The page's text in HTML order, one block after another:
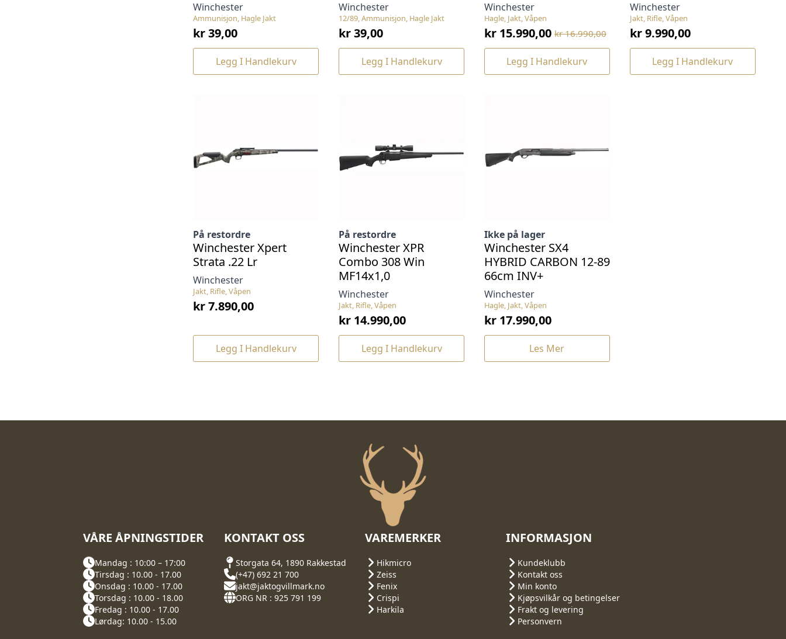
Ammunisjon, Hagle Jakt
Winchester
kr39,00
Legg I Handlekurv
12/89, Ammunisjon, Hagle Jakt
Winchester
kr39,00
Legg I Handlekurv
Hagle, Jakt, Våpen
Winchester
kr16.990,00
Opprinnelig
pris
kr15.990,00
Nåværende
pris
Legg I Handlekurv
Jakt, Rifle, Våpen
Winchester
kr9.990,00
Legg I Handlekurv
Jakt, Rifle, Våpen
Winchester
På restordre
Winchester Xpert
Strata .22 Lr
kr7.890,00
Legg I Handlekurv
Jakt, Rifle, Våpen
Winchester
På restordre
Winchester XPR
Combo 308 Win
MF14x1,0
kr14.990,00
Legg I Handlekurv
Hagle, Jakt, Våpen
Winchester
Ikke på lager
Winchester SX4
HYBRID CARBON 12-89
66cm INV+
kr17.990,00
Les Mer
VÅRE ÅPNINGSTIDER
Mandag : 10:00 – 17:00
Tirsdag : 10.00 - 17.00
Onsdag : 10.00 - 17.00
Torsdag : 10.00 - 18.00
Fredag : 10.00 - 17.00
Lørdag: 10.00 - 15.00
KONTAKT OSS
Storgata 64, 1890 Rakkestad
(+47) 692 21 700
jakt@jaktogvillmark.no
ORG NR : 925 791 199
VAREMERKER
Hikmicro
Zeiss
Fenix
Crispi
Harkila
INFORMASJON
Kundeklubb
Kontakt oss
Min konto
Kjøpsvilkår og betingelser
Frakt og levering
Personvern